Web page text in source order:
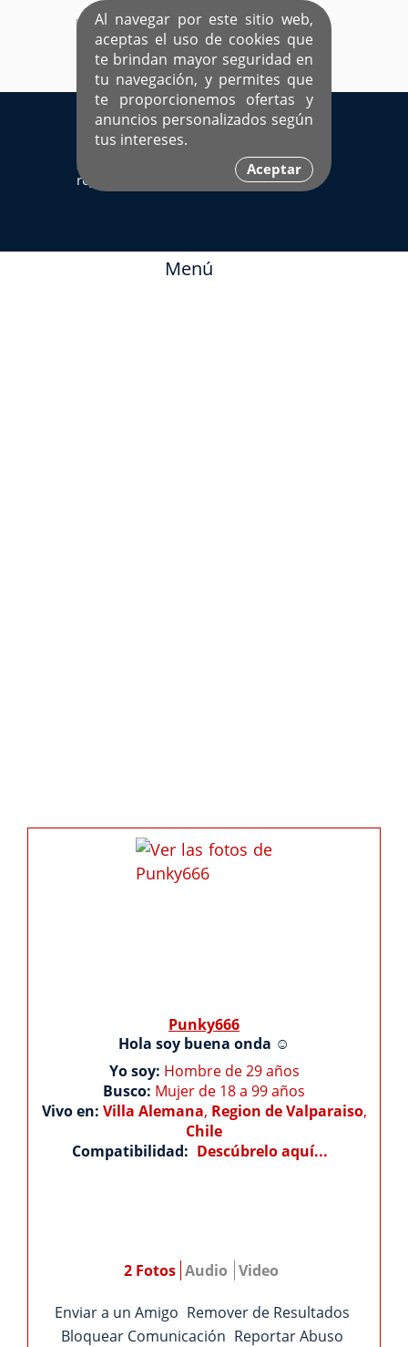
Al navegar por este sitio web,
aceptas el uso de cookies que
te brindan mayor seguridad en
tu navegación, y permites que
te proporcionemos ofertas y
anuncios personalizados según
tus intereses.
Aceptar
EL ÚNICO SITIO DEDICADO A SOLTEROS
HISPANOS COMO TÚ
Ingresa aquí
Sí ya estás
registrado
Menú
Punky666
Hola soy buena onda ☺️
Yo soy: Hombre de 29 años
Busco: Mujer de 18 a 99 años
Vivo en: Villa Alemana, Region de Valparaiso,
Chile
Compatibilidad: Descúbrelo aquí...
2 Fotos Audio Video
Enviar a un Amigo Remover de Resultados
Bloquear Comunicación Reportar Abuso